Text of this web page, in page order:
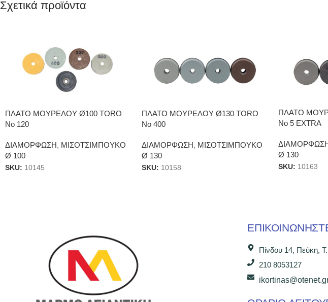
Σχετικά προϊόντα
ΠΛΑΤΟ ΜΟΥΡΕΛΟΥ Ø100 TORO
Νο 120
ΔΙΑΜΟΡΦΩΣΗ, ΜΙΣΟΤΣΙΜΠΟΥΚΟ
Ø 100
SKU: 10145
ΠΛΑΤΟ ΜΟΥΡΕΛΟΥ Ø130 TORO
No 400
ΔΙΑΜΟΡΦΩΣΗ, ΜΙΣΟΤΣΙΜΠΟΥΚΟ
Ø 130
SKU: 10158
ΠΛΑΤΟ
No 5 EXTRA
Ø 130
SKU: 10163
Πίνδου 14, Πεύκη,
210 8053127